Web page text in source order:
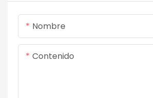
Nombre
Contenido